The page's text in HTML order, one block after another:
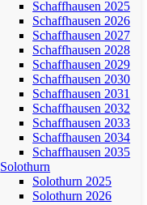
Schaffhausen 2025
Schaffhausen 2026
Schaffhausen 2027
Schaffhausen 2028
Schaffhausen 2029
Schaffhausen 2030
Schaffhausen 2031
Schaffhausen 2032
Schaffhausen 2033
Schaffhausen 2034
Schaffhausen 2035
Solothurn
Solothurn 2025
Solothurn 2026